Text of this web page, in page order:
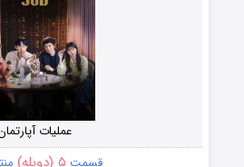
عملیات
قسمت ۵ (دوبله)